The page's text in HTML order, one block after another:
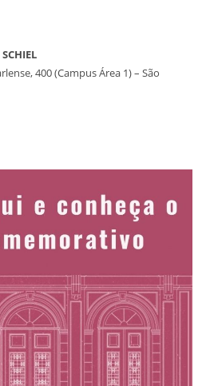
400 (Campus Área 1) – São